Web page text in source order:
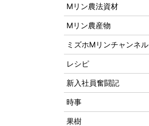
Mリン農法資材
Mリン農産物
ミズホMリンチャンネル
レシピ
新入社員奮闘記
時事
果樹